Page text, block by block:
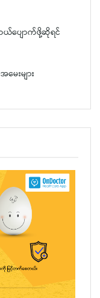
ယ်ပျောက်ဖို့ဆိုရင်
ေးများ